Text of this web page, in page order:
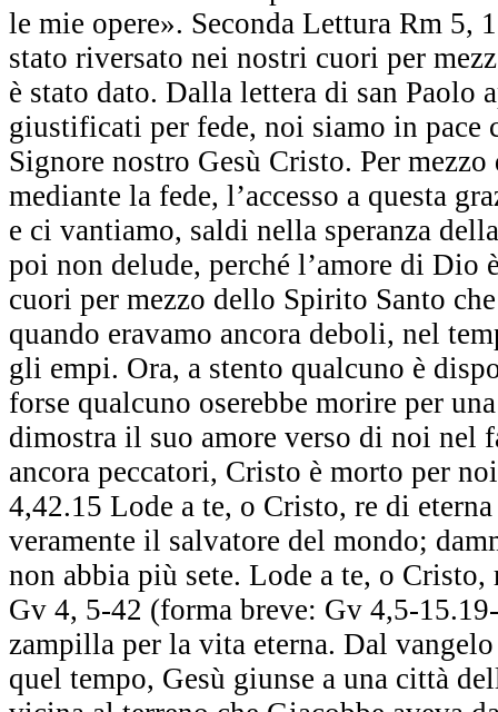
le mie opere». Seconda Lettura Rm 5,
stato riversato nei nostri cuori per
è stato dato. Dalla lettera di san Paolo
giustificati per fede, noi siamo in pace
Signore nostro Gesù Cristo. Per
mediante la fede, l’accesso a questa
e ci vantiamo, saldi nella speranza
poi non delude, perché l’amore di Dio
cuori per mezzo dello Spirito Santo
quando eravamo ancora deboli, nel
gli empi. Ora, a stento qualcuno è
forse qualcuno oserebbe morire per
dimostra il suo amore verso di noi nel
ancora peccatori, Cristo è morto per
4,42.15 Lode a te, o Cristo, re di
veramente il salvatore del mondo;
non abbia più sete. Lode a te, o
Gv 4, 5-42 (forma breve: Gv 4,5-
zampilla per la vita eterna. Dal
quel tempo, Gesù giunse a una città